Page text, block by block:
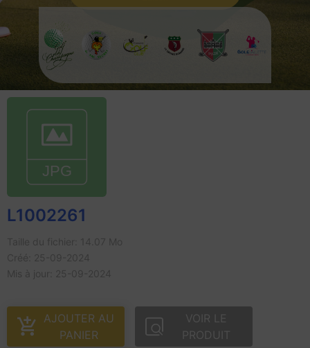
L1002261
AJOUTER AU
PANIER
VOIR LE
PRODUIT